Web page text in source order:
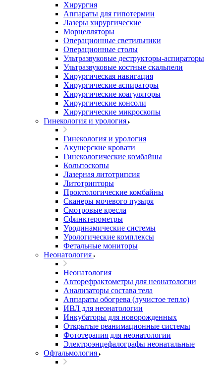
Хирургия
Аппараты для гипотермии
Лазеры хирургические
Морцелляторы
Операционные светильники
Операционные столы
Ультразвуковые деструкторы-аспираторы
Ультразвуковые костные скальпели
Хирургическая навигация
Хирургические аспираторы
Хирургические коагуляторы
Хирургические консоли
Хирургические микроскопы
Гинекология и урология
Гинекология и урология
Акушерские кровати
Гинекологические комбайны
Кольпоскопы
Лазерная литотрипсия
Литотрипторы
Проктологические комбайны
Сканеры мочевого пузыря
Смотровые кресла
Сфинктерометры
Уродинамические системы
Урологические комплексы
Фетальные мониторы
Неонатология
Неонатология
Авторефрактометры для неонатологии
Анализаторы состава тела
Аппараты обогрева (лучистое тепло)
ИВЛ для неонатологии
Инкубаторы для новорожденных
Открытые реанимационные системы
Фототерапия для неонатологии
Электроэнцефалографы неонатальные
Офтальмология